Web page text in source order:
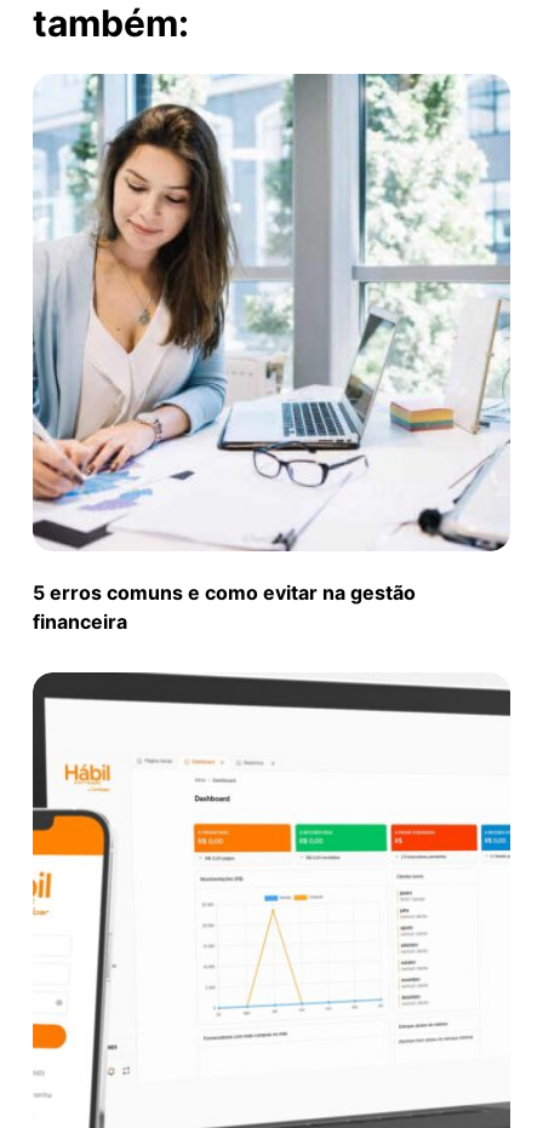
também:
5 erros comuns e como evitar na gestão
financeira